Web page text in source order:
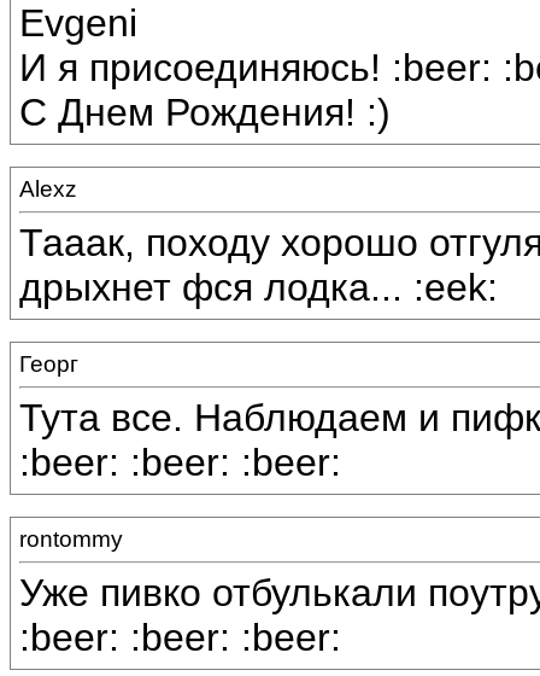
Evgeni
И я присоединяюсь! :beer:
С Днем Рождения! :)
Alexz
Тааак, походу хорошо
дрыхнет фся лодка... :eek:
Георг
Тута все. Наблюдаем и
:beer: :beer: :beer:
rontommy
Уже пивко отбулькали
:beer: :beer: :beer: